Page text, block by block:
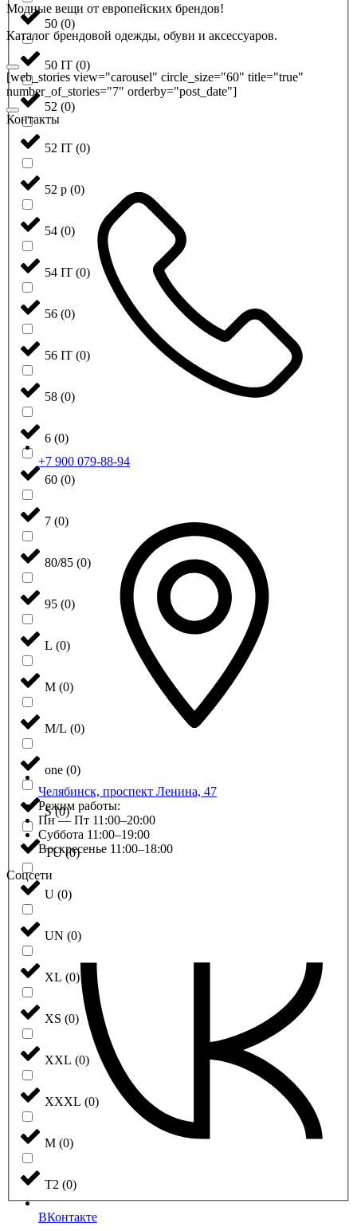
50 (0)
50 IT (0)
52 (0)
52 IT (0)
52 р (0)
54 (0)
54 IT (0)
56 (0)
56 IT (0)
58 (0)
6 (0)
60 (0)
7 (0)
80/85 (0)
95 (0)
L (0)
M (0)
M/L (0)
one (0)
S (0)
TU (0)
U (0)
UN (0)
XL (0)
XS (0)
XXL (0)
XXXL (0)
М (0)
Т2 (0)
Модные вещи от европейских брендов!
Каталог брендовой одежды, обуви и аксессуаров.
[web_stories view="carousel" circle_size="60" title="true"
number_of_stories="7" orderby="post_date"]
Контакты
+7 900 079-88-94
Челябинск, проспект Ленина, 47
Режим работы:
Пн — Пт 11:00–20:00
Суббота 11:00–19:00
Воскресенье 11:00–18:00
Соцсети
ВКонтакте